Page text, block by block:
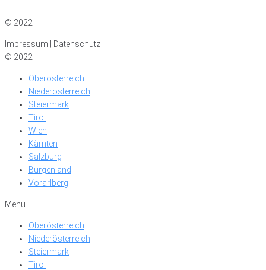
© 2022
Impressum | Datenschutz
© 2022
Oberösterreich
Niederösterreich
Steiermark
Tirol
Wien
Kärnten
Salzburg
Burgenland
Vorarlberg
Menü
Oberösterreich
Niederösterreich
Steiermark
Tirol